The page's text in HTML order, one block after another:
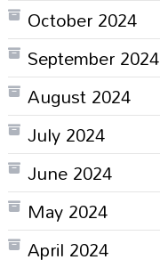
October 2024
September 2024
August 2024
July 2024
June 2024
May 2024
April 2024